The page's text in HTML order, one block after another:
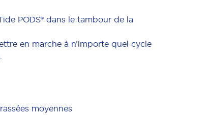
PODS® dans le tambour de la
en marche à n’importe quel cycle
moyennes